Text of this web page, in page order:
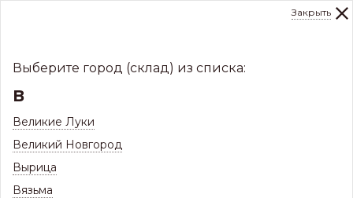
291-000
Закрыть
Выберите город (склад) из списка:
В
Великие Луки
Великий Новгород
Вырица
Вязьма